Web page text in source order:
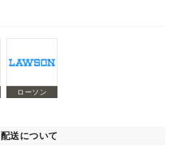
ローソン
配送について